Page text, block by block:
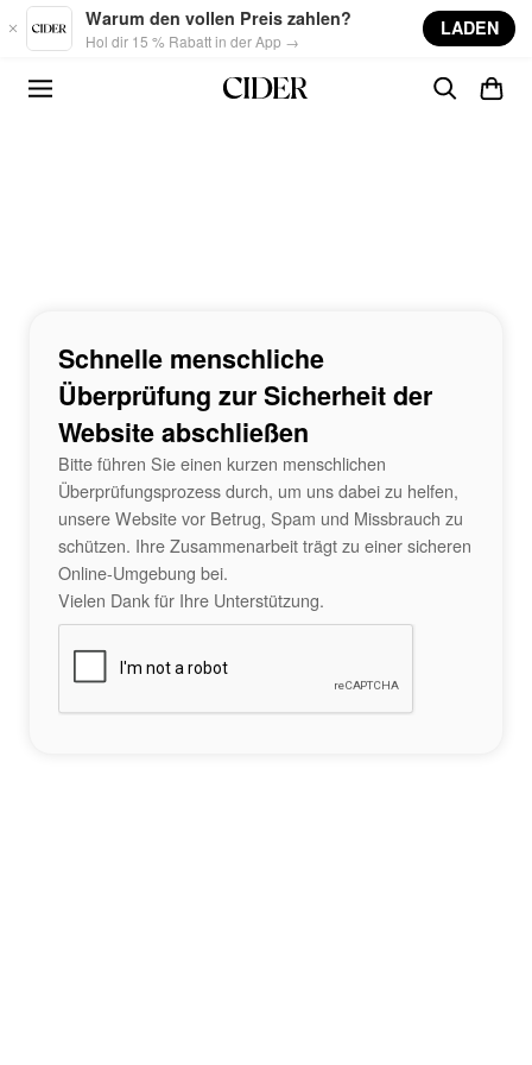
Skip to main content
Warum den vollen Preis zahlen?
Hol dir 15 % Rabatt in der App →
LADEN
Schnelle menschliche
Überprüfung zur Sicherheit der
Website abschließen
Bitte führen Sie einen kurzen menschlichen
Überprüfungsprozess durch, um uns dabei zu helfen,
unsere Website vor Betrug, Spam und Missbrauch zu
schützen. Ihre Zusammenarbeit trägt zu einer sicheren
Online-Umgebung bei.
Vielen Dank für Ihre Unterstützung.